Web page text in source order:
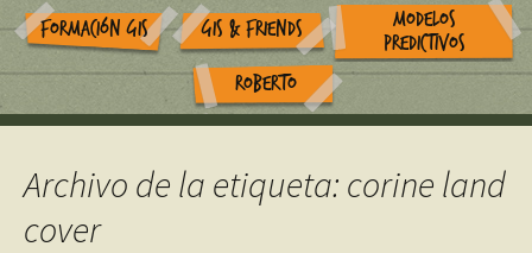
FORMACIÓN GIS GIS & FRIENDS
MODELOS
PREDICTIVOS
ROBERTO
Archivo de la etiqueta: corine land
cover